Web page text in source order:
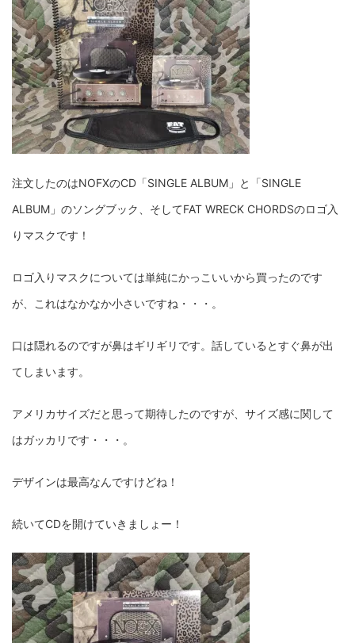
注文したのはNOFXのCD「SINGLE ALBUM」と「SINGLE
ALBUM」のソングブック、そしてFAT WRECK CHORDSのロゴ入
りマスクです！
ロゴ入りマスクについては単純にかっこいいから買ったのです
が、これはなかなか小さいですね・・・。
口は隠れるのですが鼻はギリギリです。話しているとすぐ鼻が出
てしまいます。
アメリカサイズだと思って期待したのですが、サイズ感に関して
はガッカリです・・・。
デザインは最高なんですけどね！
続いてCDを開けていきましょー！